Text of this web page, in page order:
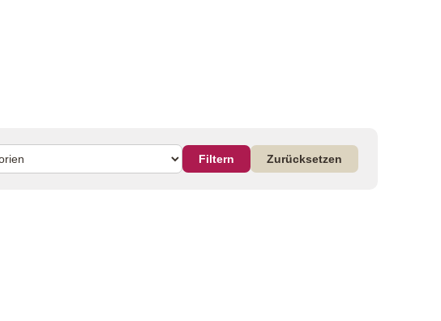
Filtern Zurücksetzen